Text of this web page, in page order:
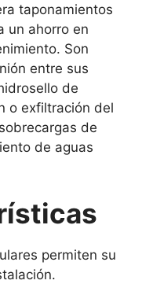
taponamientos
un ahorro en
Son
entre sus
de
o exfiltración del
de
de aguas
permiten su